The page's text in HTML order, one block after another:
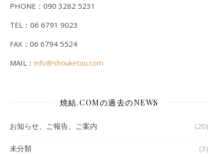
PHONE：090 3282 5231
TEL：06 6791 9023
FAX：06 6794 5524
MAIL： info@shouketsu.com
焼結.COMの過去のNEWS
お知らせ、ご報告、ご案内 (20)
未分類 (3)